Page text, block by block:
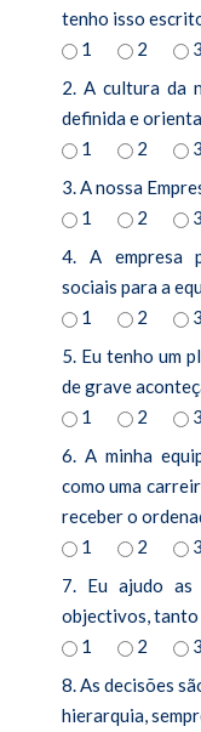
tenho isso
1
2
2. A cultura da
definida e
1
2
3. A nossa
1
2
4. A empresa
sociais para a
1
2
5. Eu tenho um
de grave
1
2
6. A minha
como uma
receber o
1
2
7. Eu ajudo as
objectivos, tanto
1
2
8. As decisões
hierarquia,